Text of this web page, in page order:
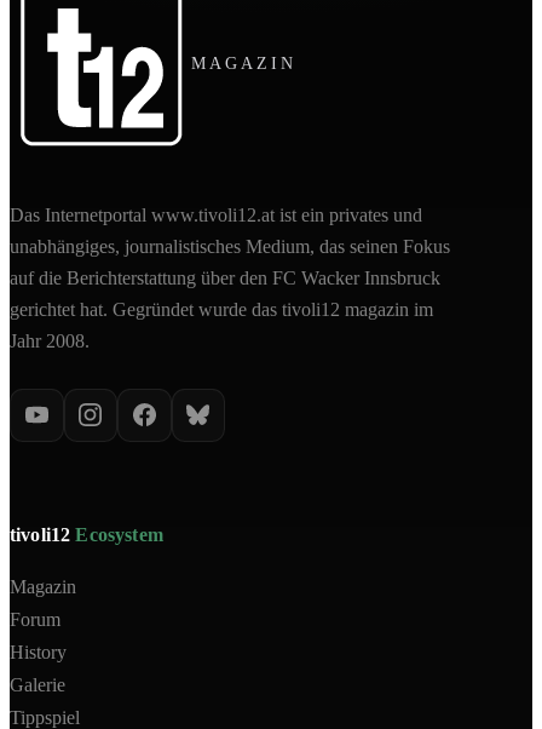
MAGAZIN
Das Internetportal www.tivoli12.at ist ein privates und
unabhängiges, journalistisches Medium, das seinen Fokus
auf die Berichterstattung über den FC Wacker Innsbruck
gerichtet hat. Gegründet wurde das tivoli12 magazin im
Jahr 2008.
tivoli12Ecosystem
Magazin
Forum
History
Galerie
Tippspiel